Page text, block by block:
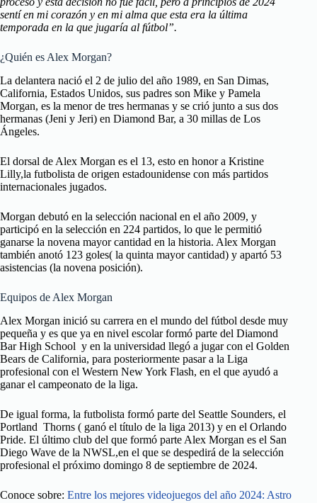
sentí en mi corazón y en mi alma que esta era la última
temporada en la que jugaría al fútbol”.
¿Quién es Alex Morgan?
La delantera nació el 2 de julio del año 1989, en San Dimas,
California, Estados Unidos, sus padres son Mike y Pamela
Morgan, es la menor de tres hermanas y se crió junto a sus dos
hermanas (Jeni y Jeri) en Diamond Bar, a 30 millas de Los
Ángeles.
El dorsal de Alex Morgan es el 13, esto en honor a Kristine
Lilly,la futbolista de origen estadounidense con más partidos
internacionales jugados.
Morgan debutó en la selección nacional en el año 2009, y
participó en la selección en 224 partidos, lo que le permitió
ganarse la novena mayor cantidad en la historia. Alex Morgan
también anotó 123 goles( la quinta mayor cantidad) y apartó 53
asistencias (la novena posición).
Equipos de Alex Morgan
Alex Morgan inició su carrera en el mundo del fútbol desde muy
pequeña y es que ya en nivel escolar formó parte del Diamond
Bar High School y en la universidad llegó a jugar con el Golden
Bears de California, para posteriormente pasar a la Liga
profesional con el Western New York Flash, en el que ayudó a
ganar el campeonato de la liga.
De igual forma, la futbolista formó parte del Seattle Sounders, el
Portland Thorns ( ganó el título de la liga 2013) y en el Orlando
Pride. El último club del que formó parte Alex Morgan es el San
Diego Wave de la NWSL,en el que se despedirá de la selección
profesional el próximo domingo 8 de septiembre de 2024.
Conoce sobre: Entre los mejores videojuegos del año 2024: Astro